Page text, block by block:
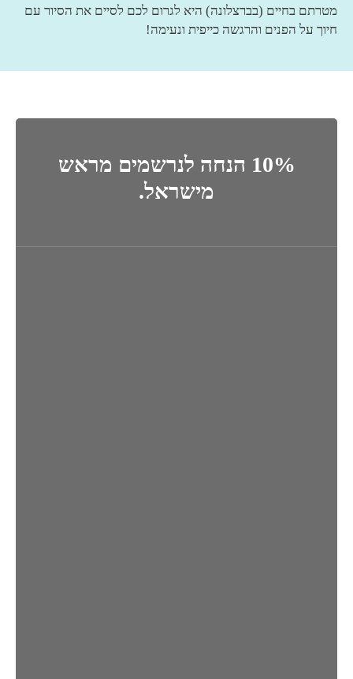
מטרתם בחיים (בברצלונה) היא לגרום לכם לסיים את הסיור עם
חיוך על הפנים והרגשה כייפית ונעימה!
10% הנחה לנרשמים מראש
מישראל.